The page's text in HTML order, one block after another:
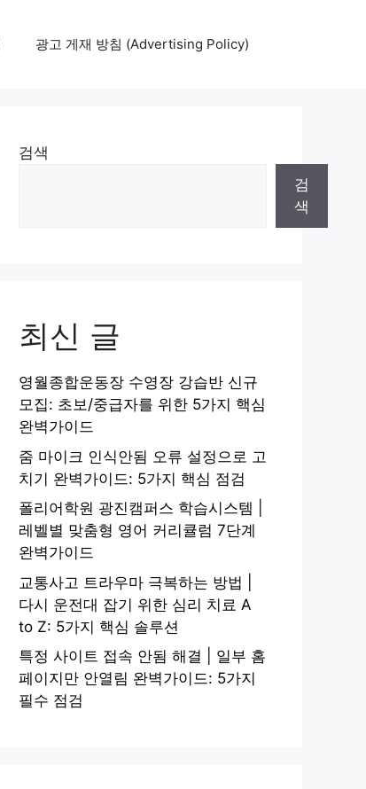
광고 게재 방침 (Advertising Policy)
검색
검
색
최신 글
영월종합운동장 수영장 강습반 신규
모집: 초보/중급자를 위한 5가지 핵심
완벽가이드
줌 마이크 인식안됨 오류 설정으로 고
치기 완벽가이드: 5가지 핵심 점검
폴리어학원 광진캠퍼스 학습시스템 |
레벨별 맞춤형 영어 커리큘럼 7단계
완벽가이드
교통사고 트라우마 극복하는 방법 |
다시 운전대 잡기 위한 심리 치료 A
to Z: 5가지 핵심 솔루션
특정 사이트 접속 안됨 해결 | 일부 홈
페이지만 안열림 완벽가이드: 5가지
필수 점검